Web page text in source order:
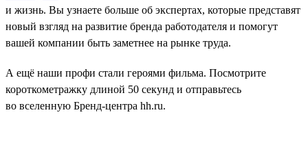
и жизнь. Вы узнаете больше об экспертах, которые представят
новый взгляд на развитие бренда работодателя и помогут
вашей компании быть заметнее на рынке труда.
А ещё наши профи стали героями фильма. Посмотрите
короткометражку длиной 50 секунд и отправьтесь
во вселенную Бренд-центра hh.ru.